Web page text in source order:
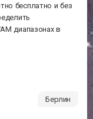
бесплатно и без
диапазонах в
Берлин